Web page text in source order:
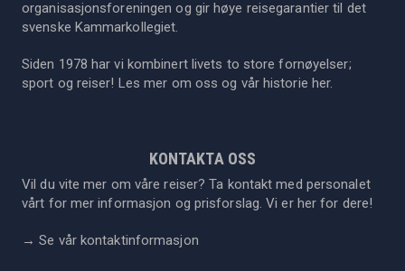
organisasjonsforeningen og gir høye reisegarantier til det
svenske Kammarkollegiet.
Siden 1978 har vi kombinert livets to store fornøyelser;
sport og reiser! Les mer om oss og vår historie her.
KONTAKTA OSS
Vil du vite mer om våre reiser? Ta kontakt med personalet
vårt for mer informasjon og prisforslag. Vi er her for dere!
→Se vår kontaktinformasjon